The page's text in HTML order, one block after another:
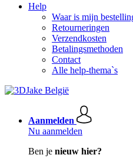
Help
Waar is mijn
Retourneringen
Verzendkosten
Betalingsmethoden
Contact
Alle help-thema`s
Aanmelden
Nu aanmelden
Ben je nieuw hier?